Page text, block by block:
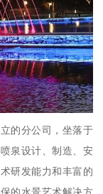
的分公司，坐落于
泉设计、制造、安
研发能力和丰富的